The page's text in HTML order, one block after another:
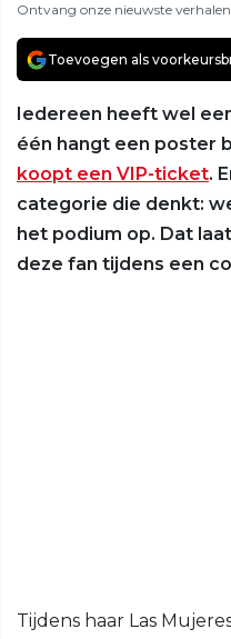
Ontvang onze nieuwste verhalen
Toevoegen als
Iedereen heeft wel
één hangt een poster
koopt een VIP-ticket.
categorie die denkt:
het podium op. Dat
deze fan tijdens een
Tijdens haar Las